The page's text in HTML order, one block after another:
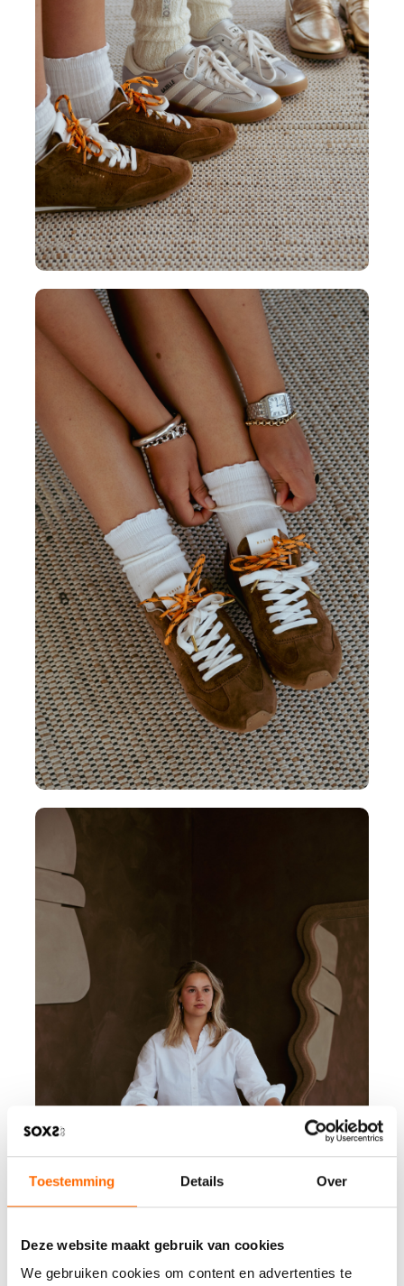
Toestemming Details Over
Deze website maakt gebruik van cookies
We gebruiken cookies om content en advertenties te